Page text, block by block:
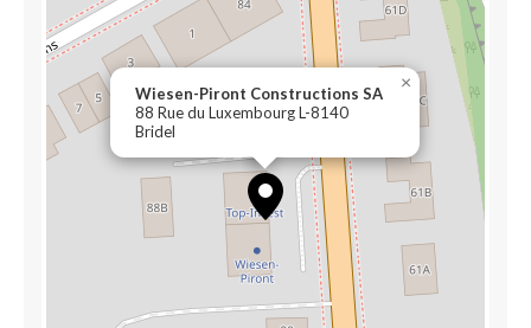
Wiesen-Piront Constructions SA
88 Rue du Luxembourg L-8140
Bridel
×